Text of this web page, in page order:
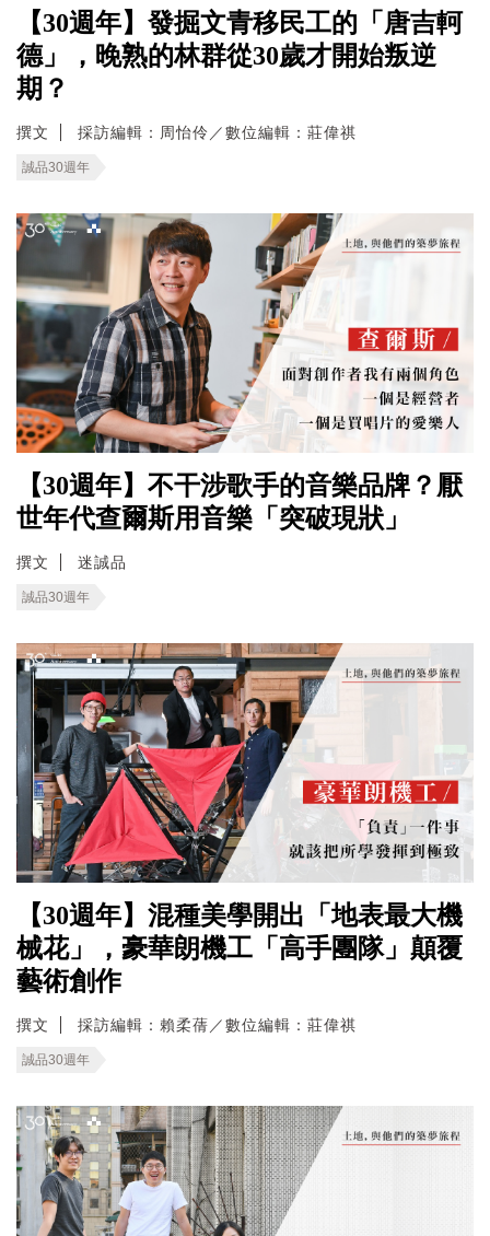
【30週年】發掘文青移民工的「唐吉軻
德」，晚熟的林群從30歲才開始叛逆
期？
撰文 採訪編輯：周怡伶／數位編輯：莊偉祺
誠品30週年
【30週年】不干涉歌手的音樂品牌？厭
世年代查爾斯用音樂「突破現狀」
撰文 迷誠品
誠品30週年
【30週年】混種美學開出「地表最大機
械花」，豪華朗機工「高手團隊」顛覆
藝術創作
撰文 採訪編輯：賴柔蒨／數位編輯：莊偉祺
誠品30週年